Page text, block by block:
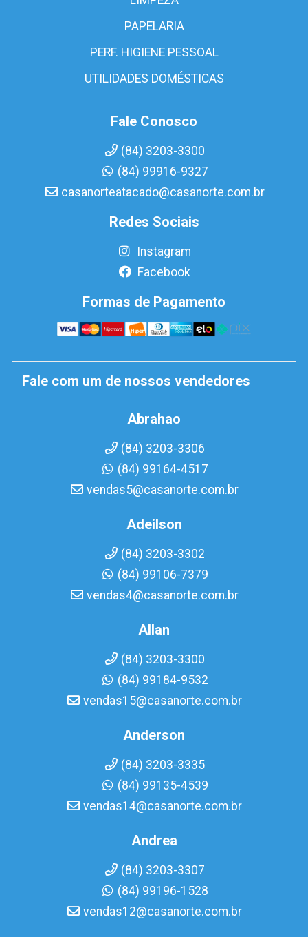
PAPELARIA
PERF. HIGIENE PESSOAL
UTILIDADES DOMÉSTICAS
Fale Conosco
(84) 3203-3300
(84) 99916-9327
casanorteatacado@casanorte.com.br
Redes Sociais
Instagram
Facebook
Formas de Pagamento
Fale com um de nossos vendedores
Abrahao
(84) 3203-3306
(84) 99164-4517
vendas5@casanorte.com.br
Adeilson
(84) 3203-3302
(84) 99106-7379
vendas4@casanorte.com.br
Allan
(84) 3203-3300
(84) 99184-9532
vendas15@casanorte.com.br
Anderson
(84) 3203-3335
(84) 99135-4539
vendas14@casanorte.com.br
Andrea
(84) 3203-3307
(84) 99196-1528
vendas12@casanorte.com.br